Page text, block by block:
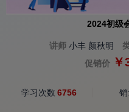
2024初级
讲师 小丰 颜秋明
促销价
学习次数 6756